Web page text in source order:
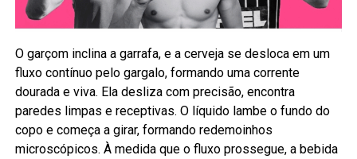
O garçom inclina a garrafa, e a cerveja se desloca em um
fluxo contínuo pelo gargalo, formando uma corrente
dourada e viva. Ela desliza com precisão, encontra
paredes limpas e receptivas. O líquido lambe o fundo do
copo e começa a girar, formando redemoinhos
microscópicos. À medida que o fluxo prossegue, a bebida